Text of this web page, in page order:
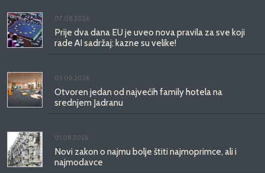
07.08.2026.
Prije dva dana EU je uveo nova pravila za sve koji
rade AI sadržaj: kazne su velike!
03.08.2026.
Otvoren jedan od najvećih family hotela na
srednjem Jadranu
01.08.2026.
Novi zakon o najmu bolje štiti najmoprimce, ali i
najmodavce